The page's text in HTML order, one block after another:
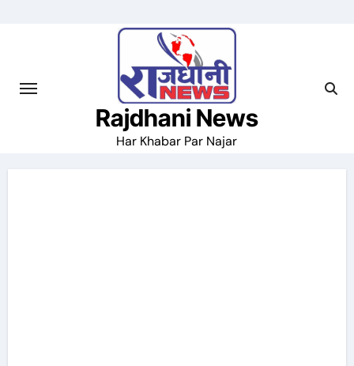
Rajdhani News
Har Khabar Par Najar